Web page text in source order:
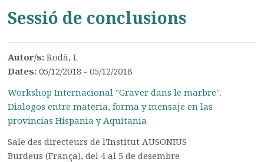
Sessió de conclusions
Autor/s:Rodà, I.
Dates:05/12/2018 - 05/12/2018
Workshop Internacional "Graver dans le marbre".
Dialogos entre materia, forma y mensaje en las
provincias Hispania y Aquitania
Sale des directeurs de l'Institut AUSONIUS
Burdeus (França), del 4 al 5 de desembre